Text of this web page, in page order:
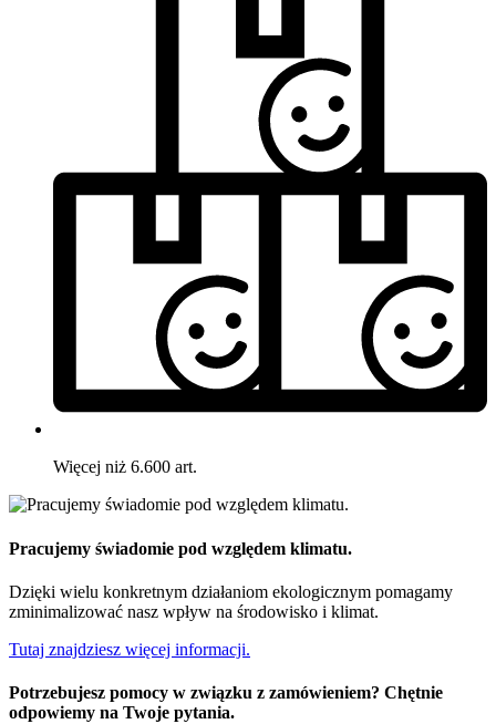
Więcej niż 6.600 art.
Pracujemy świadomie pod względem klimatu.
Dzięki wielu konkretnym działaniom ekologicznym pomagamy
zminimalizować nasz wpływ na środowisko i klimat.
Tutaj znajdziesz więcej informacji.
Potrzebujesz pomocy w związku z zamówieniem? Chętnie
odpowiemy na Twoje pytania.